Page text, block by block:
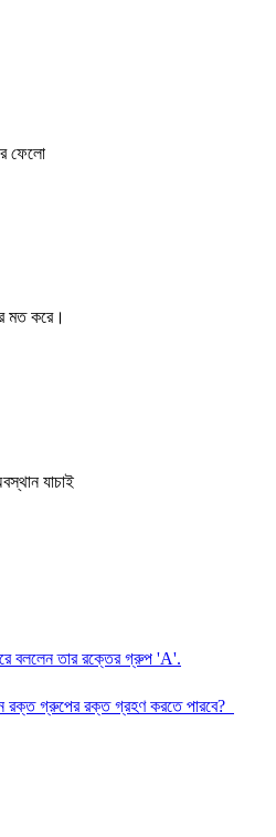
ফেলো
মত করে।
যাচাই
বললেন তার রক্তের গ্রুপ 'A'.
রক্ত গ্রুপের রক্ত গ্রহণ করতে পারবে?